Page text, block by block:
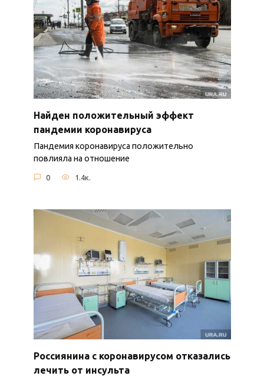
Найден положительный эффект
пандемии коронавируса
Пандемия коронавируса положительно
повлияла на отношение
0 1.4к.
Россиянина с коронавирусом отказались
лечить от инсульта